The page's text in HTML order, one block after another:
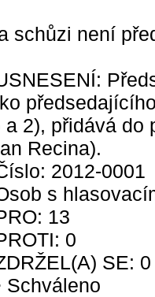
schůzi není
a 2), přidává do
Recina).
2012-0001
s
13
0
SE: 0
Schváleno